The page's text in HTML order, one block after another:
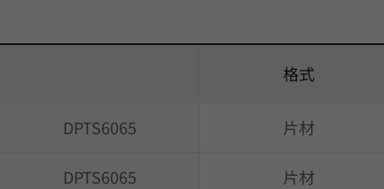
格式
DPTS6065 片材
DPTS6065 片材